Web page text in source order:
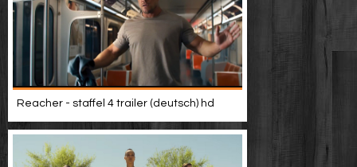
neuste
kategorien
Menu
mit facebook anmelden
Reacher - staffel 4 trailer (deutsch) hd